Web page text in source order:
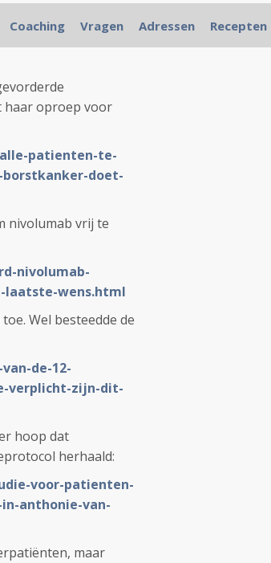
strijd-tegen-
maandag-26-
haar oproep voor
patienten-te-
doet-
nivolumab vrij te
nivolumab-
laatste-wens.html
Wel besteedde de
de-12-
verplicht-zijn-dit-
hoop dat
herhaald:
voor-patienten-
anthonie-van-
maar
Coaching Vragen Adressen Recepten